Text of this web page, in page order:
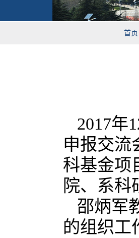
首页
2017年
申报交流
科基金项
院、系科
邵炳军
的组织工